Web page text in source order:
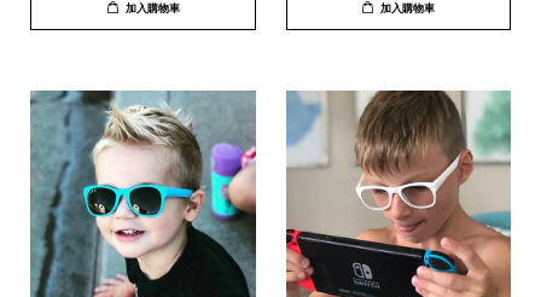
加入購物車 加入購物車